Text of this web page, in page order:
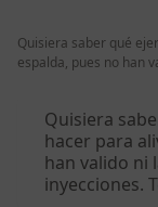
Quisiera saber qué
espalda, pues no han
Quisiera
hacer para
han valido ni
inyecciones.